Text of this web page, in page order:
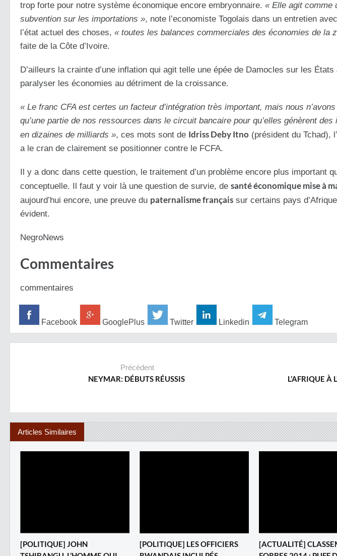
trop forte pour notre système économique encore embryonnaire. « Elle agit comme
subvention sur les importations », note l’economiste Togolais dans un entretien
l’état actuel des choses, « toutes les balances commerciales des économies de la
faite de la Côte d’Ivoire.
D’ailleurs la crainte d’une inflation qui agit telle une épée de Damocles sur les
paralyser les économies au détriment de la croissance.
« Le franc CFA est certes un facteur d’intégration très important, mais nous
qu’une partie de nos ressources dans le circuit bancaire pour qu’elles génèrent
en dizaines de milliards », ces mots sont de Idriss Deby Itno (président du Tchad),
a le cran de clairement se positionner contre le FCFA.
Il y a donc dans cette question, le traitement d’un problème encore plus important
conceptuelle. Il faut y voir là une question de survie, de santé économique mise à
aujourd’hui encore, une preuve du paternalisme français sur certains pays
évident.
NegroNews ‎
Commentaires
commentaires
Facebook GooglePlus Twitter Linkedin Telegram
Précédent
NEYMAR: DÉBUTS RÉUSSIS
L’AFRIQUE À
Articles Similaires
[POLITIQUE] JOHN
[POLITIQUE] LES OFFICIERS
[ACTUALITÉ]